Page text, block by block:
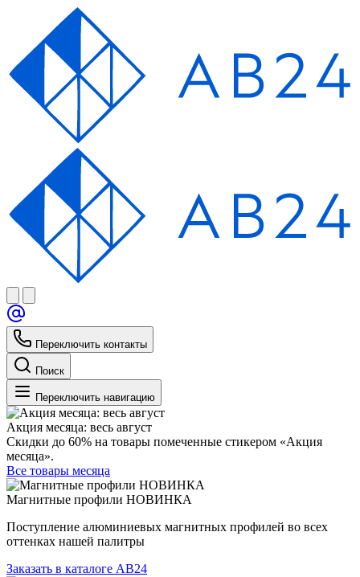
Переключить контакты
Поиск
Переключить навигацию
Акция месяца: весь август
Скидки до 60% на товары помеченные стикером «Акция
месяца».
Все товары месяца
Магнитные профили НОВИНКА
Поступление алюминиевых магнитных профилей во всех
оттенках нашей палитры
Заказать в каталоге АВ24